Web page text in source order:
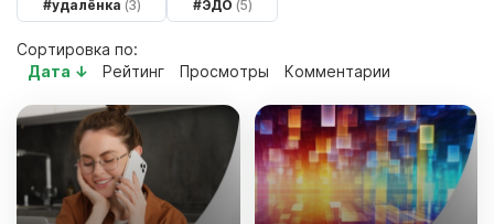
#удалёнка (3) #ЭДО (5)
Сортировка по:
Дата ↓
Рейтинг Просмотры Комментарии